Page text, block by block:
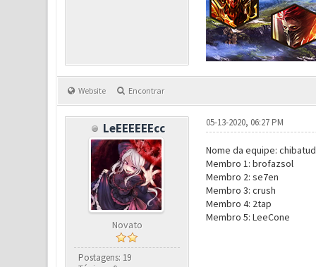
Website Encontrar
LeEEEEEEcc
Novato
Postagens: 19
05-13-2020, 06:27 PM
Nome da equipe:
Membro 1: brofazsol
Membro 2: se7en
Membro 3: crush
Membro 4: 2tap
Membro 5: LeeCone